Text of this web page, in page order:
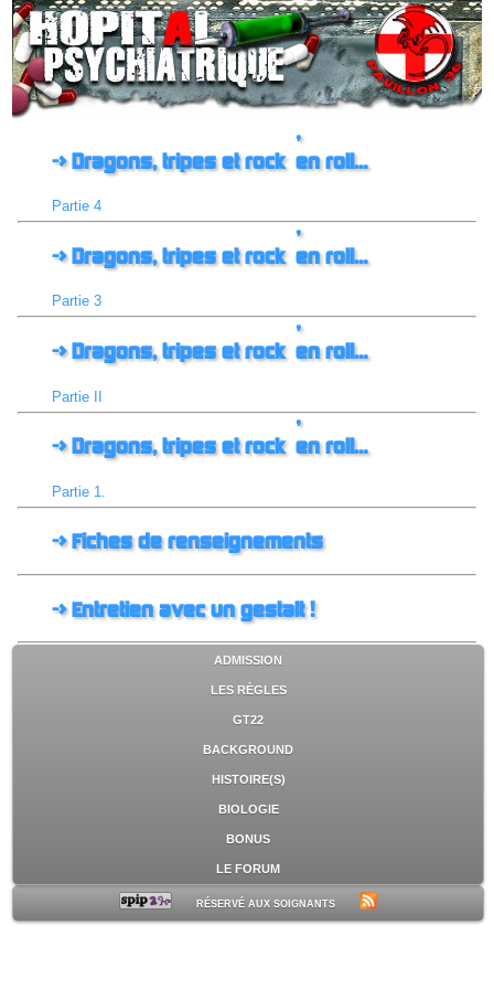
-> Dragons, tripes et rock ‘en roll…
Partie 4
-> Dragons, tripes et rock ‘en roll…
Partie 3
-> Dragons, tripes et rock ‘en roll…
Partie II
-> Dragons, tripes et rock ‘en roll…
Partie 1.
-> Fiches de renseignements
-> Entretien avec un gestalt !
ADMISSION
LES RÈGLES
GT22
BACKGROUND
HISTOIRE(S)
BIOLOGIE
BONUS
LE FORUM
RÉSERVÉ AUX SOIGNANTS